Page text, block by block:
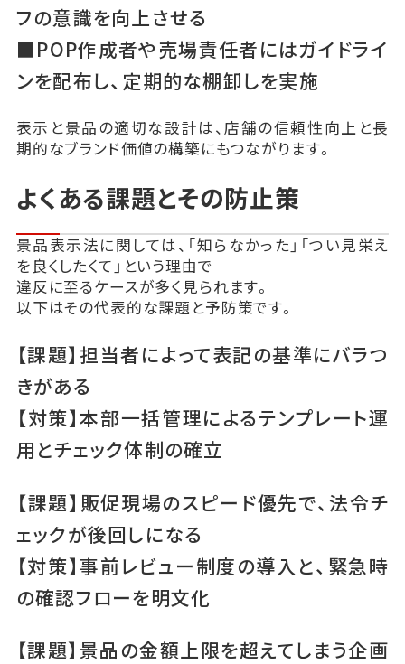
フの意識を向上させる
■POP作成者や売場責任者にはガイドライ
ンを配布し、定期的な棚卸しを実施
表示と景品の適切な設計は、店舗の信頼性向上と長
期的なブランド価値の構築にもつながります。
よくある課題とその防止策
景品表示法に関しては、「知らなかった」「つい見栄え
を良くしたくて」という理由で
違反に至るケースが多く見られます。
以下はその代表的な課題と予防策です。
【課題】担当者によって表記の基準にバラつ
きがある
【対策】本部一括管理によるテンプレート運
用とチェック体制の確立
【課題】販促現場のスピード優先で、法令チ
ェックが後回しになる
【対策】事前レビュー制度の導入と、緊急時
の確認フローを明文化
【課題】景品の金額上限を超えてしまう企画